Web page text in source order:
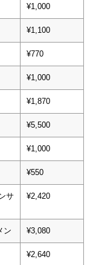
¥1,000
¥1,100
¥770
¥1,000
¥1,870
¥5,500
¥1,000
¥550
サ
¥2,420
ン ¥3,080
¥2,640